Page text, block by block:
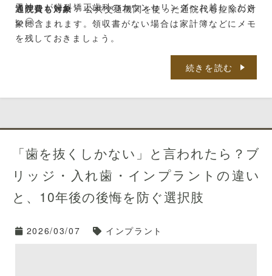
通院費も対象： 公共交通機関を使った通院代も控除の対
象に含まれます。領収書がない場合は家計簿などにメモ
を残しておきましょう。
※実際の還付・減税額は、所得控除の状況や住宅ローン
控除の有無により異なります。詳細は最寄りの税務署ま
たは税理士にご確認ください。
天神こが歯科矯正歯科のカウンセリングへお越しくださ
い🤗
続きを読む
「歯を抜くしかない」と言われたら？ブ
リッジ・入れ歯・インプラントの違い
と、10年後の後悔を防ぐ選択肢
2026/03/07 インプラント